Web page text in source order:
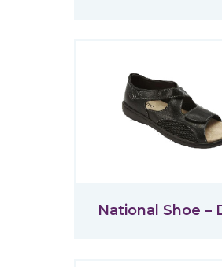
National Shoe –